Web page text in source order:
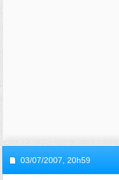
03/07/2007, 20h59